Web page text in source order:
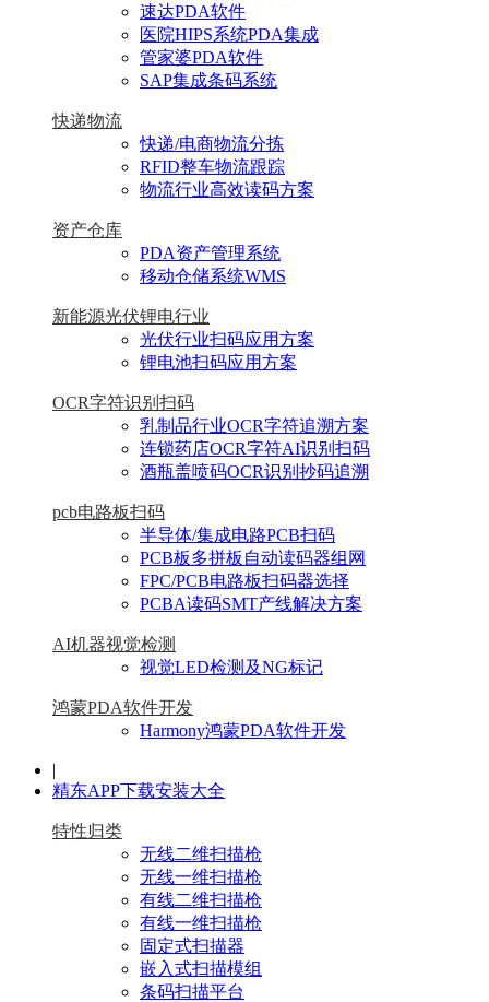
速达PDA软件
医院HIPS系统PDA集成
管家婆PDA软件
SAP集成条码系统
快递物流
快递/电商物流分拣
RFID整车物流跟踪
物流行业高效读码方案
资产仓库
PDA资产管理系统
移动仓储系统WMS
新能源光伏锂电行业
光伏行业扫码应用方案
锂电池扫码应用方案
OCR字符识别扫码
乳制品行业OCR字符追溯方案
连锁药店OCR字符AI识别扫码
酒瓶盖喷码OCR识别抄码追溯
pcb电路板扫码
半导体/集成电路PCB扫码
PCB板多拼板自动读码器组网
FPC/PCB电路板扫码器选择
PCBA读码SMT产线解决方案
AI机器视觉检测
视觉LED检测及NG标记
鸿蒙PDA软件开发
Harmony鸿蒙PDA软件开发
|
精东APP下载安装大全
特性归类
无线二维扫描枪
无线一维扫描枪
有线二维扫描枪
有线一维扫描枪
固定式扫描器
嵌入式扫描模组
条码扫描平台